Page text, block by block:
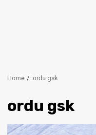
Home ordu gsk
ordu gsk